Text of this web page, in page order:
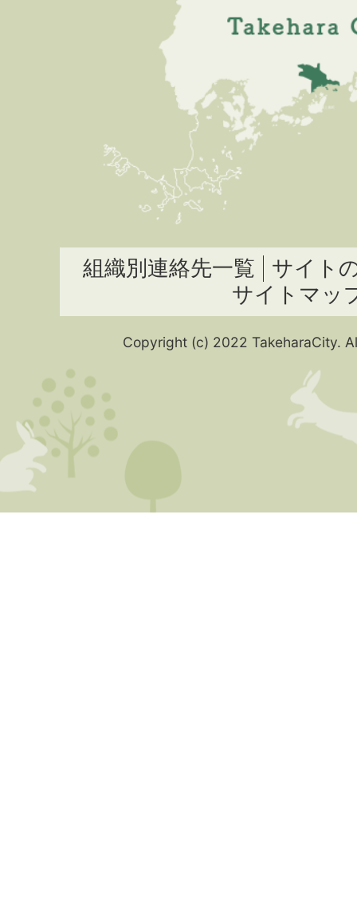
組織別連絡先一覧
サイト
サイトマッ
Copyright (c) 2022 TakeharaCity.